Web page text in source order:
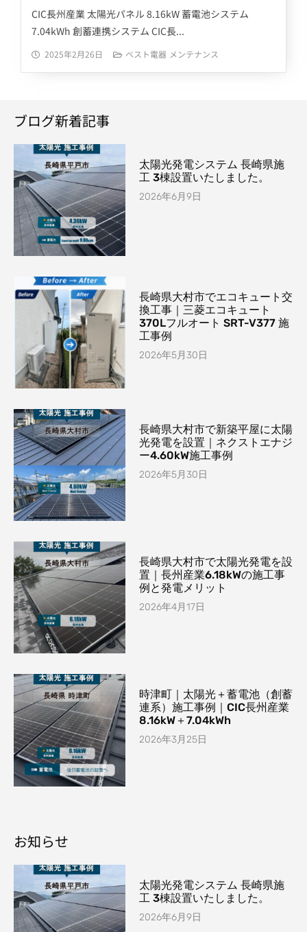
CIC長州産業 太陽光パネル 8.16kW 蓄電池システム
7.04kWh 創蓄連携システム CIC長...
2025年2月26日 ベスト電器 メンテナンス
ブログ新着記事
太陽光発電システム 長崎県施
工 3棟設置いたしました。
2026年6月9日
長崎県大村市でエコキュート交
換工事｜三菱エコキュート
370Lフルオート SRT-V377 施
工事例
2026年5月30日
長崎県大村市で新築平屋に太陽
光発電を設置｜ネクストエナジ
ー4.60kW施工事例
2026年5月30日
長崎県大村市で太陽光発電を設
置｜長州産業6.18kWの施工事
例と発電メリット
2026年4月17日
時津町｜太陽光＋蓄電池（創蓄
連系）施工事例｜CIC長州産業
8.16kW＋7.04kWh
2026年3月25日
お知らせ
太陽光発電システム 長崎県施
工 3棟設置いたしました。
2026年6月9日